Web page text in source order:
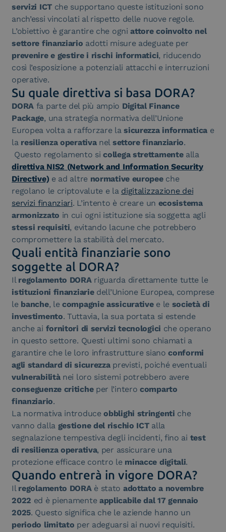
servizi ICTche supportano queste istituzioni sono
anch’essi vincolati al rispetto delle nuove regole.
L’obiettivo è garantire che ogniattore coinvolto nel
settore finanziario adotti misure adeguate per
prevenire e gestire i rischi informatici, riducendo
così l’esposizione a potenziali attacchi e interruzioni
operative.
Su quale direttiva si basa DORA?
DORA fa parte del più ampio Digital Finance
Package, una strategia normativa dell’Unione
Europea volta a rafforzare lasicurezza informaticae
la resilienza operativanel settore finanziario.
Questo regolamento sicollega strettamentealla
direttiva NIS2 (Network and Information Security
Directive) e ad altre normative europee che
regolano le criptovalute e la digitalizzazione dei
servizi finanziari. L’intento è creare un ecosistema
armonizzato in cui ogni istituzione sia soggetta agli
stessi requisiti, evitando lacune che potrebbero
compromettere la stabilità del mercato.
Quali entità finanziarie sono
soggette al DORA?
Il regolamento DORAriguarda direttamente tutte le
istituzioni finanziariedell’Unione Europea, comprese
le banche, lecompagnie assicurativee le società di
investimento. Tuttavia, la sua portata si estende
anche ai fornitori di servizi tecnologici che operano
in questo settore. Questi ultimi sono chiamati a
garantire che le loro infrastrutture sianoconformi
agli standard di sicurezzaprevisti, poiché eventuali
vulnerabilità nei loro sistemi potrebbero avere
conseguenze criticheper l’interocomparto
finanziario.
La normativa introduceobblighi stringenti che
vanno dalla gestione del rischio ICTalla
segnalazione tempestiva degli incidenti, fino ai test
di resilienza operativa, per assicurare una
protezione efficace contro leminacce digitali.
​Quando entrerà in vigore DORA?
Il regolamento DORAè stato adottato a novembre
2022 ed è pienamente applicabile dal 17 gennaio
2025. Questo significa che le aziende hanno un
periodo limitato per adeguarsi ai nuovi requisiti.